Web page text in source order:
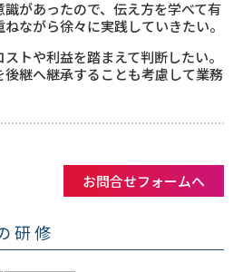
があったので、伝え方を学べて有
ながら徐々に実践していきたい。
トや利益を踏まえて判断したい。
継へ継承することも考慮して業務
お問合せフォームへ
研修